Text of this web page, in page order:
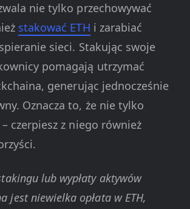
nie tylko przechowywać
stakować ETH i zarabiać
sieci. Stakując swoje
pomagają utrzymać
generując jednocześnie
Oznacza to, że nie tylko
czerpiesz z niego również
lub wypłaty aktywów
jest niewielka opłata w ETH,